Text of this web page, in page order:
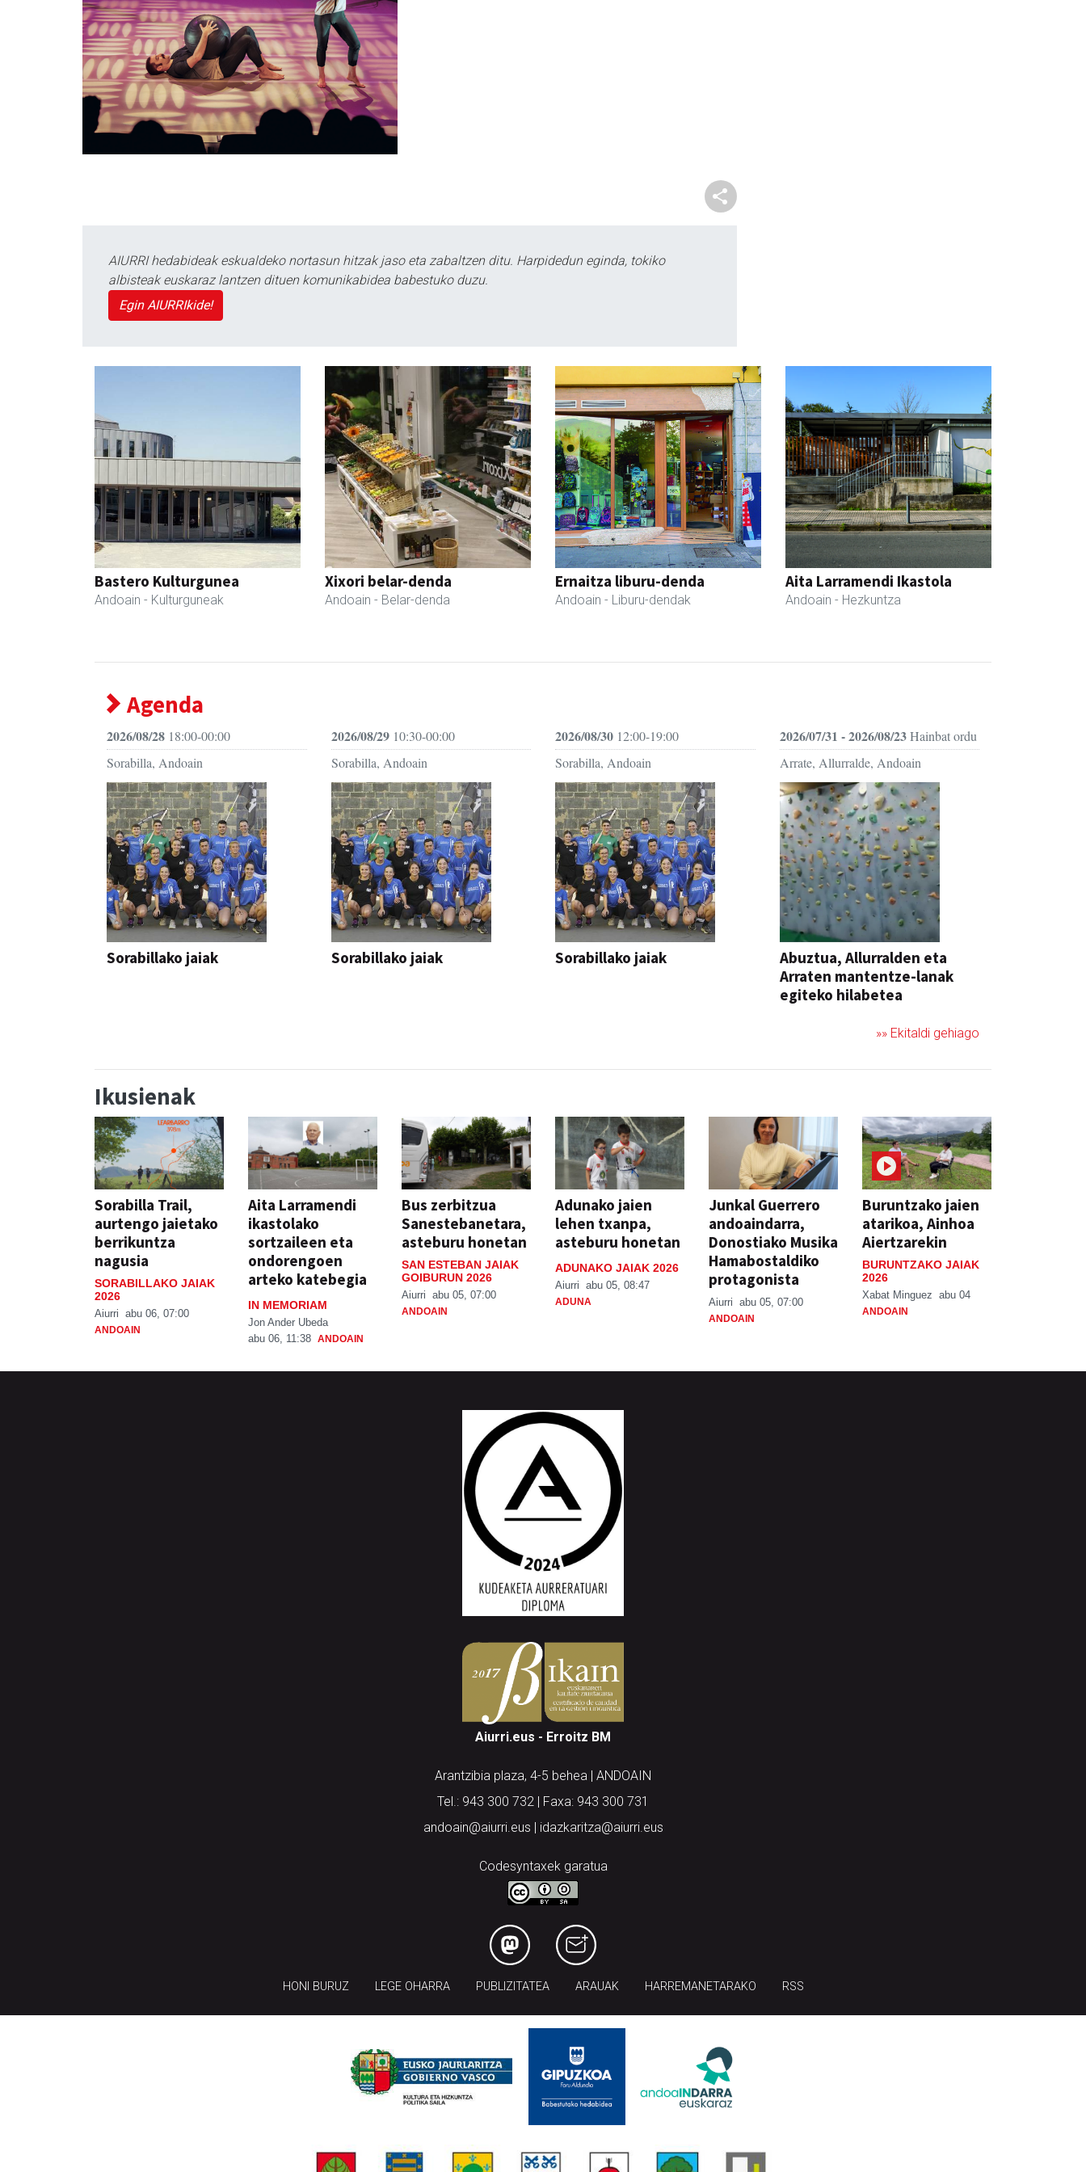
AIURRI hedabideak eskualdeko nortasun hitzak jaso eta zabaltzen ditu. Harpidedun eginda, tokiko
albisteak euskaraz lantzen dituen komunikabidea babestuko duzu.
Egin AIURRIkide!
Bastero Kulturgunea
Andoain - Kulturguneak
Xixori belar-denda
Andoain - Belar-denda
Ernaitza liburu-denda
Andoain - Liburu-dendak
Aita Larramendi Ikastola
Andoain - Hezkuntza
Agenda
2026/08/28 18:00-00:00
Sorabilla, Andoain
Sorabillako jaiak
2026/08/2910:30-00:00
Sorabilla, Andoain
Sorabillako jaiak
2026/08/30 12:00-19:00
Sorabilla, Andoain
Sorabillako jaiak
2026/07/31 - 2026/08/23Hainbat ordu
Arrate, Allurralde, Andoain
Abuztua, Allurralden eta
Arraten mantentze-lanak
egiteko hilabetea
»» Ekitaldi gehiago
Ikusienak
Sorabilla Trail,
aurtengo jaietako
berrikuntza
nagusia
SORABILLAKO JAIAK
2026
Aiurri abu 06, 07:00
ANDOAIN
Aita Larramendi
ikastolako
sortzaileen eta
ondorengoen
arteko katebegia
IN MEMORIAM
Jon Ander Ubeda
abu 06, 11:38 ANDOAIN
Bus zerbitzua
Sanestebanetara,
asteburu honetan
SAN ESTEBAN JAIAK
GOIBURUN 2026
Aiurri abu 05, 07:00
ANDOAIN
Adunako jaien
lehen txanpa,
asteburu honetan
ADUNAKO JAIAK 2026
Aiurri abu 05, 08:47
ADUNA
Junkal Guerrero
andoaindarra,
Donostiako Musika
Hamabostaldiko
protagonista
Aiurri abu 05, 07:00
ANDOAIN
Buruntzako jaien
atarikoa, Ainhoa
Aiertzarekin
BURUNTZAKO JAIAK
2026
Xabat Minguez abu 04
ANDOAIN
Aiurri.eus - Erroitz BM
Arantzibia plaza, 4-5 behea | ANDOAIN
Tel.: 943 300 732 | Faxa: 943 300 731
andoain@aiurri.eus | idazkaritza@aiurri.eus
Codesyntaxek garatua
HONI BURUZ LEGE OHARRA PUBLIZITATEA ARAUAK HARREMANETARAKO RSS